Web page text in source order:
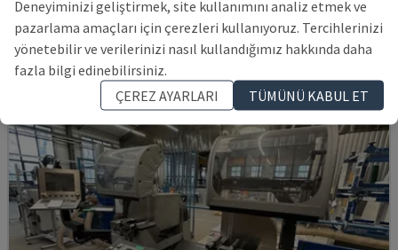
1,295,902 TL
Deneyiminizi geliştirmek, site kullanımını analiz etmek ve
pazarlama amaçları için çerezleri kullanıyoruz. Tercihlerinizi
yönetebilir ve verilerinizi nasıl kullandığımız hakkında daha
fazla bilgi edinebilirsiniz.
ÇEREZ AYARLARI
TÜMÜNÜ KABUL ET